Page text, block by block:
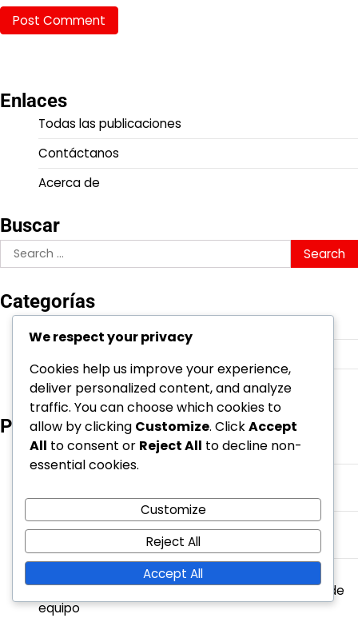
Enlaces
Todas las publicaciones
Contáctanos
Acerca de
Buscar
Search
for:
Categorías
Técnicas de Servicio Flotante
Publicaciones recientes
Saque flotante: Agarre, Lanzamiento, Finalización
Trayectoria, Zonas objetivo
Técnicas de servicio en salto: desarrollo histórico,
preferencias de los jugadores, evolución
Técnicas de servicio bajo: Impacto en el flujo del
juego, Oportunidades de puntuación, Dinámicas de
equipo
We respect your privacy
Cookies help us improve your experience,
deliver personalized content, and analyze
traffic. You can choose which cookies to
allow by clicking Customize. ClickAccept
All to consent or Reject All to decline non-
essential cookies.
Customize
Reject All
Accept All